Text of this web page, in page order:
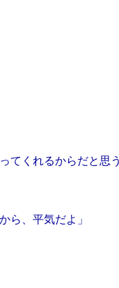
てくれるからだと思う
ら、平気だよ」